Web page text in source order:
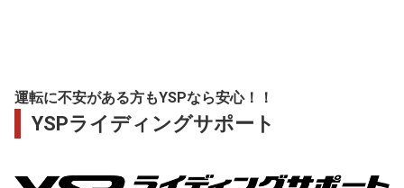
運転に不安がある方もYSPなら安心！！
YSPライディングサポート